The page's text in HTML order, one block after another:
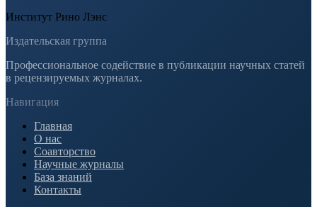
Институт Рино Лэнс
Издательская группа
Профессиональное содействие в публикации научных статей
в рецензируемых журналах.
Навигация
Главная
О нас
Соавторство
Научные журналы
База знаний
Контакты